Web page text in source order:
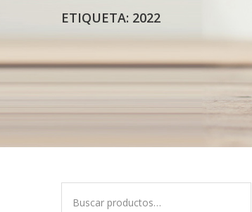
ETIQUETA: 2022